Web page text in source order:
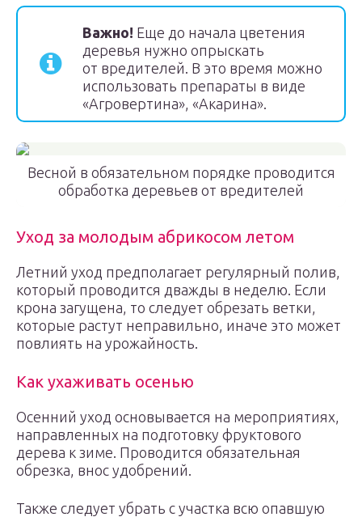
Важно! Еще до начала цветения
деревья нужно опрыскать
от вредителей. В это время можно
использовать препараты в виде
«Агровертина», «Акарина».
Весной в обязательном порядке проводится
обработка деревьев от вредителей
Уход за молодым абрикосом летом
Летний уход предполагает регулярный полив,
который проводится дважды в неделю. Если
крона загущена, то следует обрезать ветки,
которые растут неправильно, иначе это может
повлиять на урожайность.
Как ухаживать осенью
Осенний уход основывается на мероприятиях,
направленных на подготовку фруктового
дерева к зиме. Проводится обязательная
обрезка, внос удобрений.
Также следует убрать с участка всю опавшую